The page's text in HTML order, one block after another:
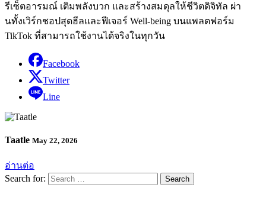
รีเซ็ตอารมณ์ เติมพลังบวก และสร้างสมดุลให้ชีวิตดิจิทัล ผ่า
นทั้งเวิร์กชอปสุดฮีลและฟีเจอร์ Well-being บนแพลตฟอร์ม
TikTok ที่สามารถใช้งานได้จริงในทุกวัน
Facebook
Twitter
Line
Taatle May 22, 2026
อ่านต่อ
Search for: